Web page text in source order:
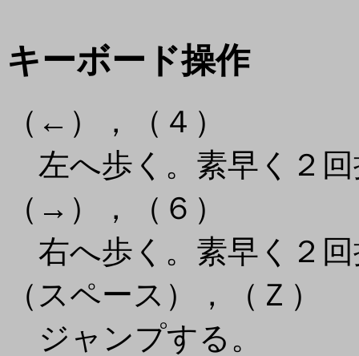
キーボード操作
（←），（４）
左へ歩く。素早く２
（→），（６）
右へ歩く。素早く２
（スペース），（Ｚ）
ジャンプする。